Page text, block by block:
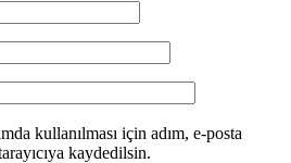
kullanılması için adım, e-posta
kaydedilsin.